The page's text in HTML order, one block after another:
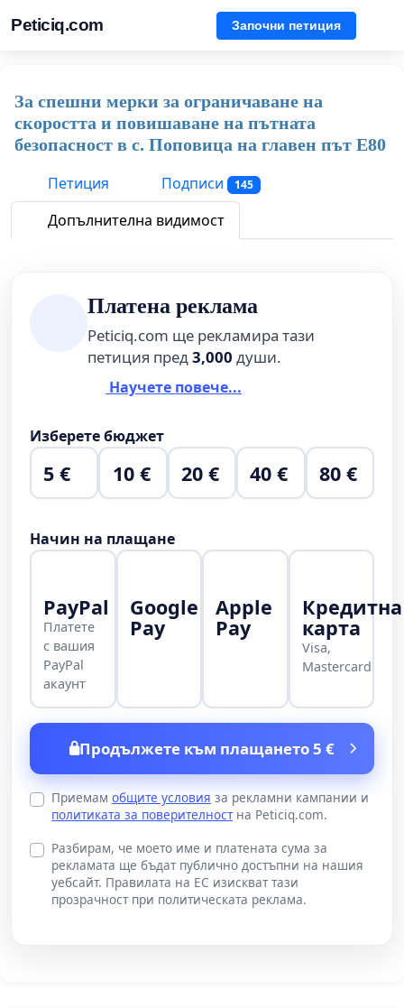
Peticiq.com Започни петиция
За спешни мерки за ограничаване на
скоростта и повишаване на пътната
безопасност в с. Поповица на главен път Е80
Петиция
Подписи 145
Допълнителна видимост
Платена реклама
Peticiq.com ще рекламира тази
петиция пред3,000 души.
Научете повече...
Изберете бюджет
5 € 10 € 20 € 40 € 80 €
Начин на плащане
PayPal
Платете
с вашия
PayPal
акаунт
Google
Pay
Apple
Pay
Кредитна
карта
Visa,
Mastercard
Продължете към плащането 5 €
Приемам общите условия за рекламни кампании и
политиката за поверителностна Peticiq.com.
Разбирам, че моето име и платената сума за
рекламата ще бъдат публично достъпни на нашия
уебсайт. Правилата на ЕС изискват тази
прозрачност при политическата реклама.